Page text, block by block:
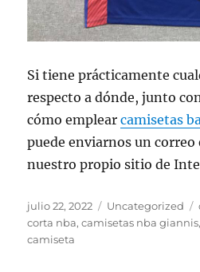
Si tiene prácticamente
respecto a dónde, junto
cómo emplearcamisetas
puede enviarnos un correo
nuestro propio sitio de
Publicado
el
julio 22, 2022 Categorías
Uncategorized
corta nba,camisetas nba giannis,
camiseta